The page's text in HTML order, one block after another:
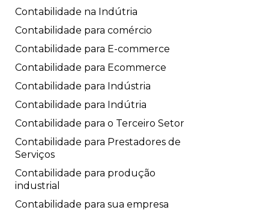
Contabilidade na Indútria
Contabilidade para comércio
Contabilidade para E-commerce
Contabilidade para Ecommerce
Contabilidade para Indústria
Contabilidade para Indútria
Contabilidade para o Terceiro Setor
Contabilidade para Prestadores de
Serviços
Contabilidade para produção
industrial
Contabilidade para sua empresa